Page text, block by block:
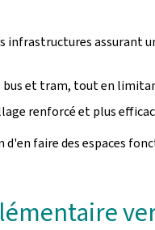
infrastructures assurant
bus et tram, tout en
renforcé et plus
faire des espaces